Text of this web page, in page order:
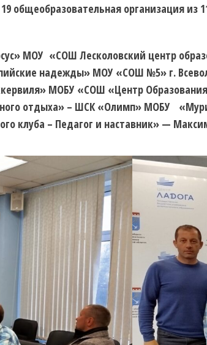
общеобразовательная организация из
МОУ «СОШ Лесколовский центр
надежды» МОУ «СОШ №5» г.
МОБУ «СОШ «Центр
отдыха» – ШСК «Олимп» МОБУ
клуба – Педагог и наставник» —